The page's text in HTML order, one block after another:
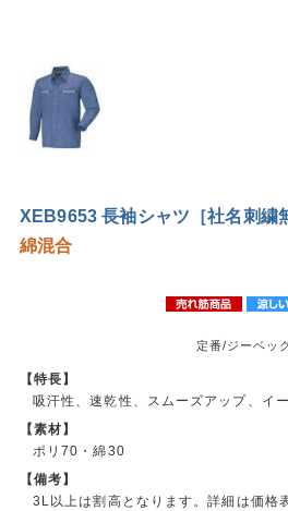
XEB9653 長袖シャツ［社名刺繍
綿混合
定番/ジーベック
【特長】
吸汗性、速乾性、スムーズアップ、イ
【素材】
ポリ70・綿30
【備考】
3L以上は割高となります。詳細は価格